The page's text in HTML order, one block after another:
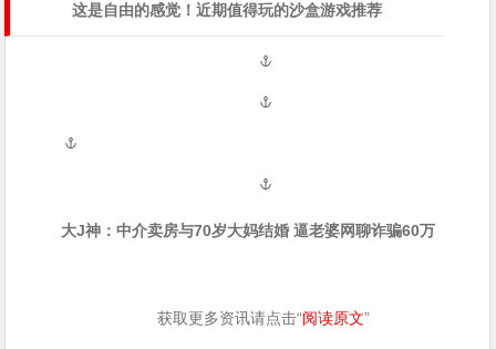
这是自由的感觉！近期值得玩的沙盒游戏推荐
大J神：中介卖房与70岁大妈结婚 逼老婆网聊诈骗60万
获取更多资讯请点击“阅读原文”